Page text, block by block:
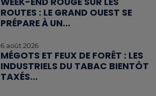
ROUTES : LE GRAND OUEST SE
PRÉPARE À UN...
6 août 2026
MÉGOTS ET FEUX DE FORÊT : LES
INDUSTRIELS DU TABAC BIENTÔT
TAXÉS...